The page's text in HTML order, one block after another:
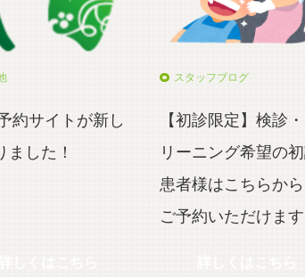
約サイトが新し
ました！
スタッフブログ
【初診限定】検診
リーニング希望の
患者様はこちらから
ご予約いただけます